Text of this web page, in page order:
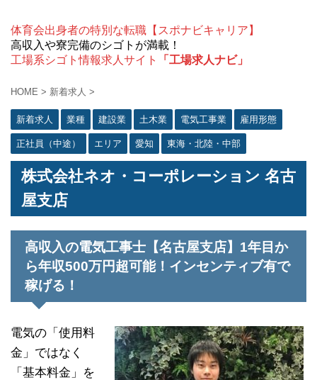
体育会出身者の特別な転職【スポナビキャリア】
高収入や寮完備のシゴトが満載！
工場系シゴト情報求人サイト
「工場求人ナビ」
HOME > 新着求人 >
新着求人 業種 建設業 土木業 電気工事業 雇用形態
正社員（中途） エリア 愛知 東海・北陸・中部
株式会社ネオ・コーポレーション 名古
屋支店
高収入の電気工事士【名古屋支店】1年目か
ら年収500万円超可能！インセンティブ有で
稼げる！
電気の「使用料
金」ではなく
「基本料金」を